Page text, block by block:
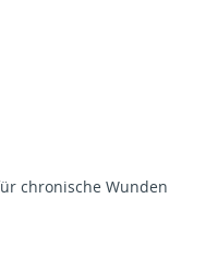
chronische Wunden